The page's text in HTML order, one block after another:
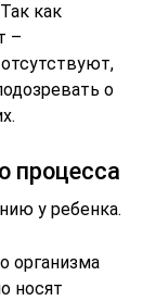
как
–
о
процесса
у ребенка.
организма
носят